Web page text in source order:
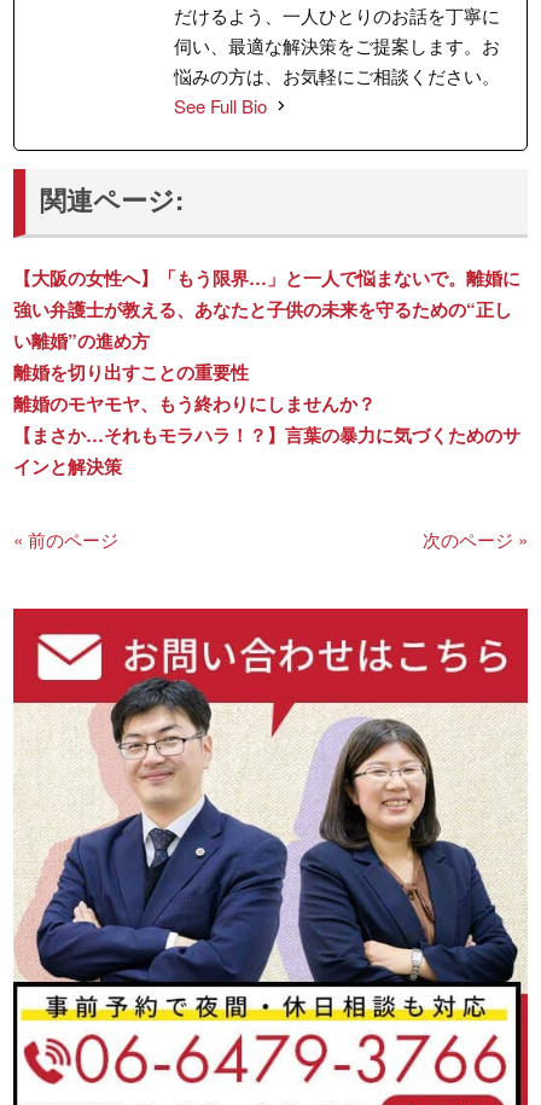
だけるよう、一人ひとりのお話を丁寧に
伺い、最適な解決策をご提案します。お
悩みの方は、お気軽にご相談ください。
See Full Bio
関連ページ:
【大阪の女性へ】「もう限界…」と一人で悩まないで。離婚に
強い弁護士が教える、あなたと子供の未来を守るための“正し
い離婚”の進め方
離婚を切り出すことの重要性
離婚のモヤモヤ、もう終わりにしませんか？
【まさか…それもモラハラ！？】言葉の暴力に気づくためのサ
インと解決策
« 前のページ 次のページ »